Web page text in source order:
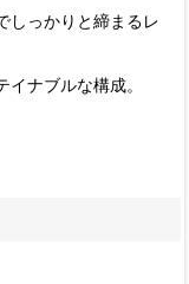
しっかりと締まるレ
ナブルな構成。